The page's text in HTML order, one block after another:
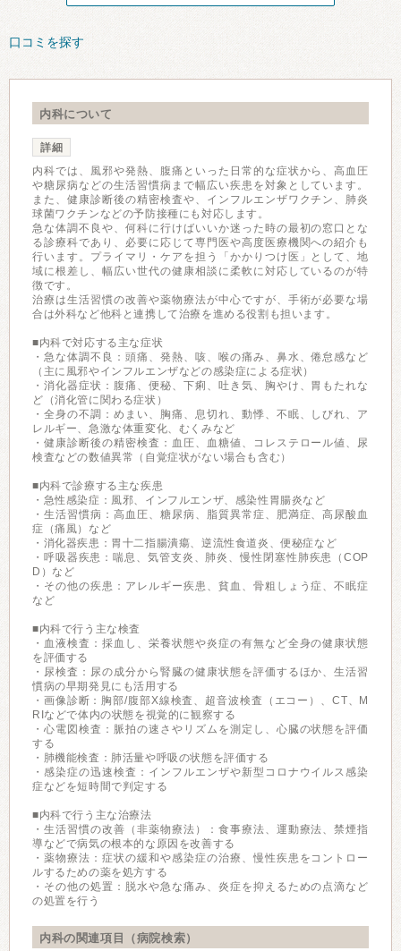
口コミを探す
内科について
詳細
内科では、風邪や発熱、腹痛といった日常的な症状から、高血圧
や糖尿病などの生活習慣病まで幅広い疾患を対象としています。
また、健康診断後の精密検査や、インフルエンザワクチン、肺炎
球菌ワクチンなどの予防接種にも対応します。
急な体調不良や、何科に行けばいいか迷った時の最初の窓口とな
る診療科であり、必要に応じて専門医や高度医療機関への紹介も
行います。プライマリ・ケアを担う「かかりつけ医」として、地
域に根差し、幅広い世代の健康相談に柔軟に対応しているのが特
徴です。
治療は生活習慣の改善や薬物療法が中心ですが、手術が必要な場
合は外科など他科と連携して治療を進める役割も担います。
■内科で対応する主な症状
・急な体調不良：頭痛、発熱、咳、喉の痛み、鼻水、倦怠感など
（主に風邪やインフルエンザなどの感染症による症状）
・消化器症状：腹痛、便秘、下痢、吐き気、胸やけ、胃もたれな
ど（消化管に関わる症状）
・全身の不調：めまい、胸痛、息切れ、動悸、不眠、しびれ、ア
レルギー、急激な体重変化、むくみなど
・健康診断後の精密検査：血圧、血糖値、コレステロール値、尿
検査などの数値異常（自覚症状がない場合も含む）
■内科で診療する主な疾患
・急性感染症：風邪、インフルエンザ、感染性胃腸炎など
・生活習慣病：高血圧、糖尿病、脂質異常症、肥満症、高尿酸血
症（痛風）など
・消化器疾患：胃十二指腸潰瘍、逆流性食道炎、便秘症など
・呼吸器疾患：喘息、気管支炎、肺炎、慢性閉塞性肺疾患（COP
D）など
・その他の疾患：アレルギー疾患、貧血、骨粗しょう症、不眠症
など
■内科で行う主な検査
・血液検査：採血し、栄養状態や炎症の有無など全身の健康状態
を評価する
・尿検査：尿の成分から腎臓の健康状態を評価するほか、生活習
慣病の早期発見にも活用する
・画像診断：胸部/腹部X線検査、超音波検査（エコー）、CT、M
RIなどで体内の状態を視覚的に観察する
・心電図検査：脈拍の速さやリズムを測定し、心臓の状態を評価
する
・肺機能検査：肺活量や呼吸の状態を評価する
・感染症の迅速検査：インフルエンザや新型コロナウイルス感染
症などを短時間で判定する
■内科で行う主な治療法
・生活習慣の改善（非薬物療法）：食事療法、運動療法、禁煙指
導などで病気の根本的な原因を改善する
・薬物療法：症状の緩和や感染症の治療、慢性疾患をコントロー
ルするための薬を処方する
・その他の処置：脱水や急な痛み、炎症を抑えるための点滴など
の処置を行う
内科の関連項目（病院検索）